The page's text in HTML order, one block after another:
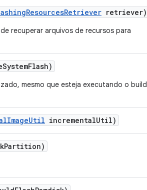
ResourcesRetriever retriever)
recuperar arquivos de recursos para
SystemFlash)
mesmo que esteja executando o build
ImageUtil incrementalUtil)
Partition)